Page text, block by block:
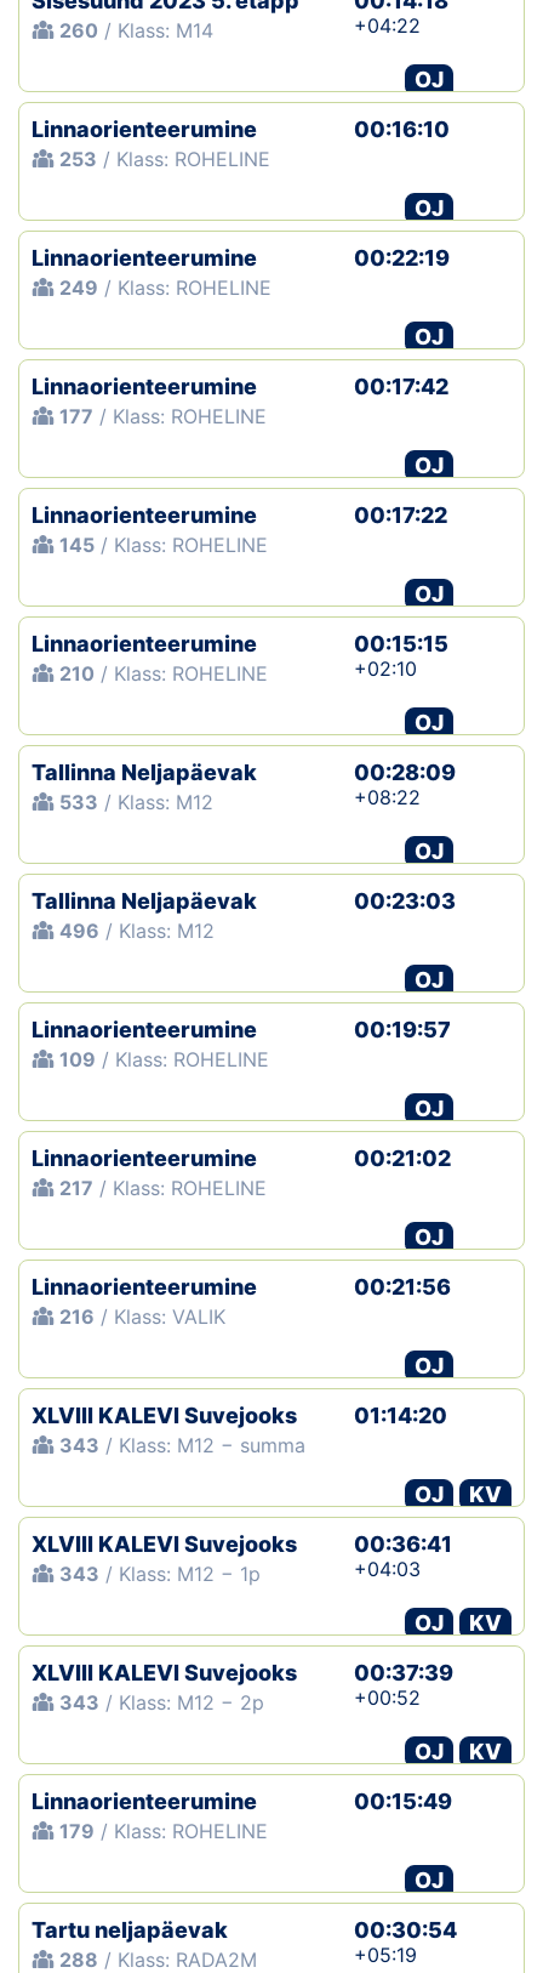
260 / Klass: M14 +04:22
OJ
Linnaorienteerumine
253 / Klass: ROHELINE
00:16:10
OJ
Linnaorienteerumine
249 / Klass: ROHELINE
00:22:19
OJ
Linnaorienteerumine
177 / Klass: ROHELINE
00:17:42
OJ
Linnaorienteerumine
145 / Klass: ROHELINE
00:17:22
OJ
Linnaorienteerumine
210 / Klass: ROHELINE
00:15:15
+02:10
OJ
Tallinna Neljapäevak
533 / Klass: M12
00:28:09
+08:22
OJ
Tallinna Neljapäevak
496 / Klass: M12
00:23:03
OJ
Linnaorienteerumine
109 / Klass: ROHELINE
00:19:57
OJ
Linnaorienteerumine
217 / Klass: ROHELINE
00:21:02
OJ
Linnaorienteerumine
216 / Klass: VALIK
00:21:56
OJ
XLVIII KALEVI Suvejooks
343 / Klass: M12 − summa
01:14:20
OJ
KV
XLVIII KALEVI Suvejooks
343 / Klass: M12 − 1p
00:36:41
+04:03
OJ
KV
XLVIII KALEVI Suvejooks
343 / Klass: M12 − 2p
00:37:39
+00:52
OJ
KV
Linnaorienteerumine
179 / Klass: ROHELINE
00:15:49
OJ
Tartu neljapäevak
288 / Klass: RADA2M
00:30:54
+05:19